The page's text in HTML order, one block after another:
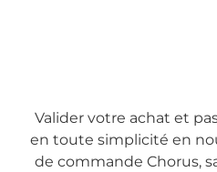
Valider votre achat et
en toute simplicité en
de commande Chorus,